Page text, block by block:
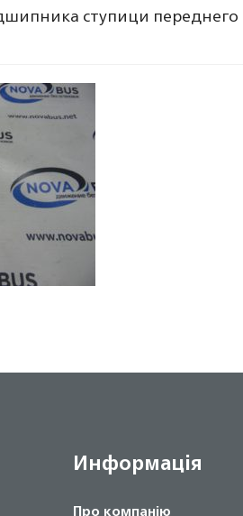
ступици переднего
Информація
Про компанію